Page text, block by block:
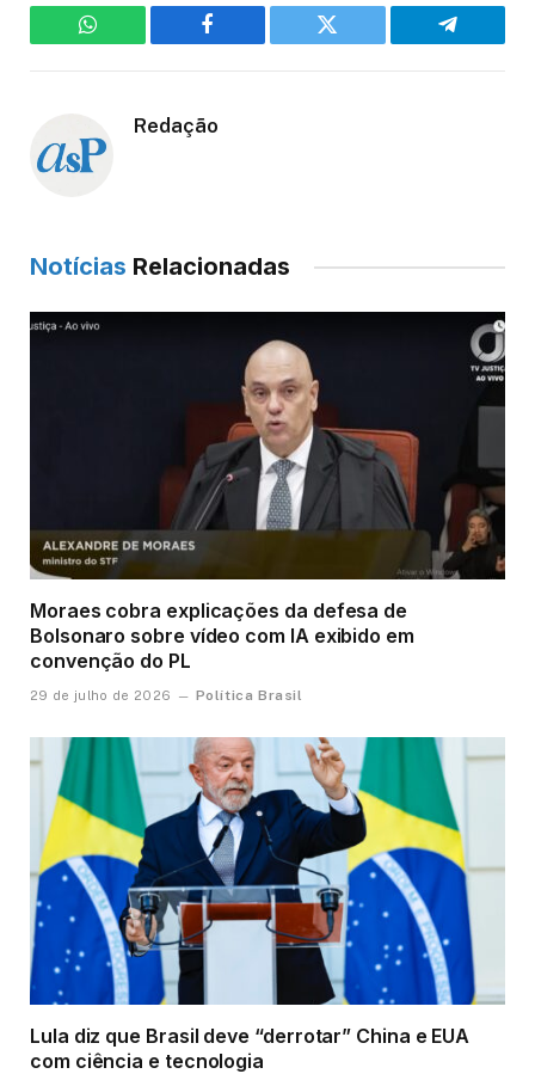
WhatsApp Facebook Twitter Telegram
Redação
Notícias Relacionadas
Moraes cobra explicações da defesa de
Bolsonaro sobre vídeo com IA exibido em
convenção do PL
29 de julho de 2026 Política Brasil
Lula diz que Brasil deve “derrotar” China e EUA
com ciência e tecnologia